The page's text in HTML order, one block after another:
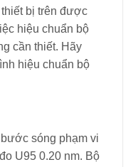
bị trên được
hiệu chuẩn bộ
cần thiết. Hãy
hiệu chuẩn bộ
sóng phạm vi
U95 0.20 nm. Bộ